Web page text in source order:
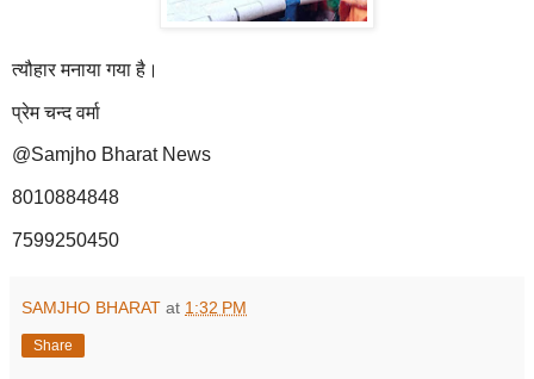
त्यौहार मनाया गया है।
प्रेम चन्द वर्मा
@Samjho Bharat News
8010884848
7599250450
SAMJHO BHARAT at 1:32 PM
Share